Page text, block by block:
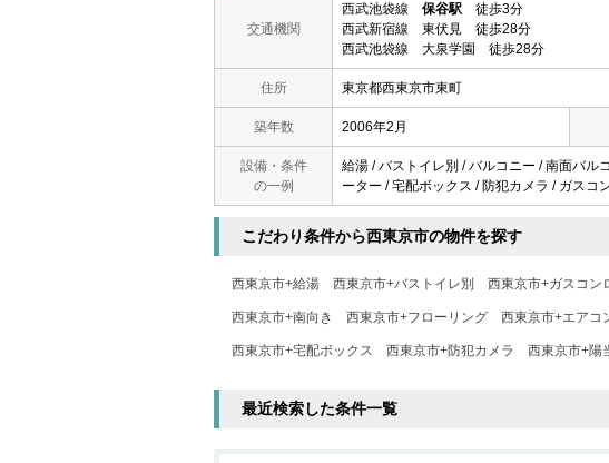
交通機関
西武池袋線 保谷駅 徒歩3分
西武新宿線 東伏見 徒歩28分
西武池袋線 大泉学園 徒歩28分
住所 東京都西東京市東町
築年数 2006年2月
設備・条件
の一例
給湯 / バストイレ別 / バルコニー / 南面バル
ーター / 宅配ボックス / 防犯カメラ / ガスコ
こだわり条件から西東京市の物件を探す
西東京市+給湯 西東京市+バストイレ別 西東京市+ガスコン
西東京市+南向き 西東京市+フローリング 西東京市+エアコ
西東京市+宅配ボックス 西東京市+防犯カメラ 西東京市+陽
最近検索した条件一覧